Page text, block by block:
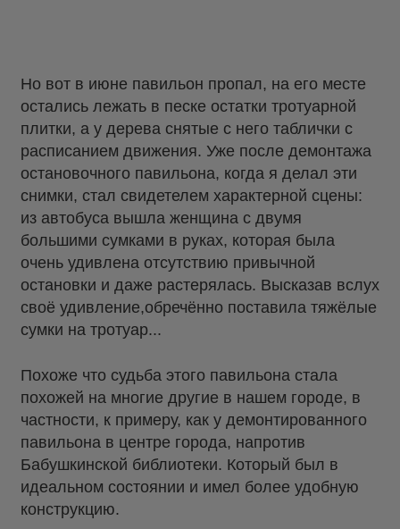
Но вот в июне павильон пропал, на его месте
остались лежать в песке остатки тротуарной
плитки, а у дерева снятые с него таблички с
расписанием движения. Уже после демонтажа
остановочного павильона, когда я делал эти
снимки, стал свидетелем характерной сцены:
из автобуса вышла женщина с двумя
большими сумками в руках, которая была
очень удивлена отсутствию привычной
остановки и даже растерялась. Высказав вслух
своё удивление,обречённо поставила тяжёлые
сумки на тротуар...
Похоже что судьба этого павильона стала
похожей на многие другие в нашем городе, в
частности, к примеру, как у демонтированного
павильона в центре города, напротив
Бабушкинской библиотеки. Который был в
идеальном состоянии и имел более удобную
конструкцию.